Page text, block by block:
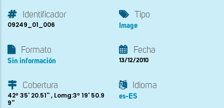
Identificador
09249_01_006
Tipo
Image
Formato
Sin información
Fecha
13/12/2010
Cobertura
42º 35' 20.51'' , Lomg:3º 19' 50.9
9''
Idioma
es-ES